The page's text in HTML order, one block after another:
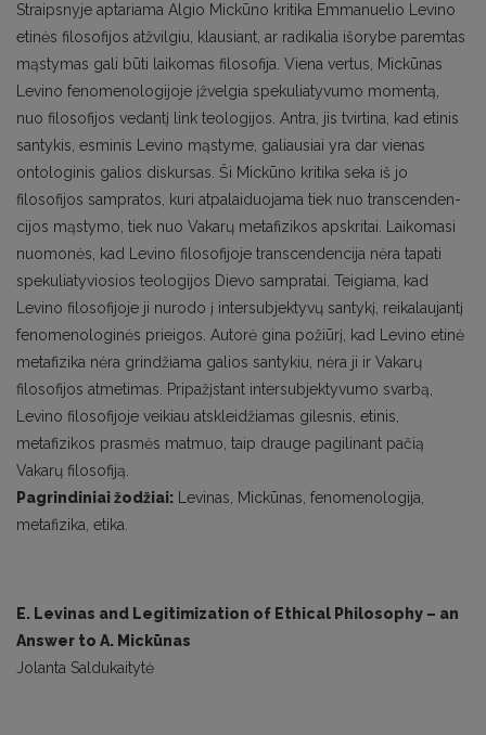
Straipsnyje aptariama Algio Mickūno kritika Emmanuelio Levino
etinės filosofijos atžvilgiu, klausiant, ar radikalia išorybe paremtas
mąstymas gali būti laikomas filosofija. Viena vertus, Mickūnas
Levino fenomenologijoje įžvelgia spekuliatyvumo momentą,
nuo filosofijos vedantį link teologijos. An­tra, jis tvirtina, kad etinis
santykis, esminis Levino mąstyme, galiausiai yra dar vienas
ontologinis galios diskursas. Ši Mickūno kritika seka iš jo
filosofijos sampratos, kuri atpalaiduojama tiek nuo transcenden­
cijos mąstymo, tiek nuo Vakarų metafizikos apskritai. Laikomasi
nuomonės, kad Levino filosofijoje trans­cendencija nėra tapati
spekuliatyviosios teologijos Dievo sampratai. Teigiama, kad
Levino filosofijoje ji nurodo į intersubjektyvų santykį, reikalaujantį
fenomenologinės prieigos. Autorė gina požiūrį, kad Levi­no etinė
metafizika nėra grindžiama galios santykiu, nėra ji ir Vakarų
filosofijos atmetimas. Pripažįstant intersubjektyvumo svarbą,
Levino filosofijoje veikiau atskleidžiamas gilesnis, etinis,
metafizikos prasmės matmuo, taip drauge pagilinant pačią
Vakarų filosofiją.
Pagrindiniai žodžiai: Levinas, Mickūnas, fenomenologija,
metafizika, etika.
E. Levinas and Legitimization of Ethical Philosophy – an
Answer to A. Mickūnas
Jolanta Saldukaitytė